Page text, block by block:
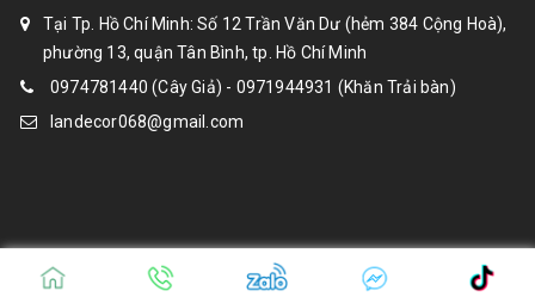
Tại Tp. Hồ Chí Minh: Số 12 Trần Văn Dư (hẻm 384 Cộng Hoà),
phường 13, quận Tân Bình, tp. Hồ Chí Minh
0974781440 (Cây Giả) - 0971944931 (Khăn Trải bàn)
landecor068@gmail.com